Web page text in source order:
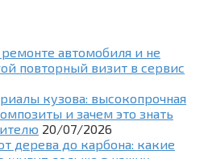
автомобиля и не
повторный визит в сервис
кузова: высокопрочная
и зачем это знать
20/07/2026
дерева до карбона: какие